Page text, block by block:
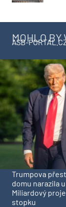
MOHLO BY
ASB-
Trumpova
domu narazila
Miliardový
stopku